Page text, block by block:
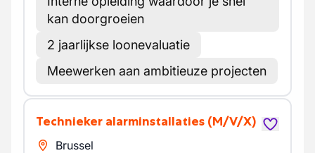
kan doorgroeien
2 jaarlijkse loonevaluatie
Meewerken aan ambitieuze projecten
Technieker alarminstallaties (M/V/X)
Brussel